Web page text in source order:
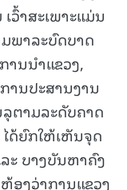
ວົ້າສະເພາະແມ່ນ
ມພາລະບົດບາດ
ານນຳແຂວງ,
ານປະສານງານ
ຕາມລະດັບຄາດ
ດ້ຍົກໃຫ້ເຫັນຈຸດ
ະ ບາງບັນຫາຄົງ
ອງວ່າການແຂວງ